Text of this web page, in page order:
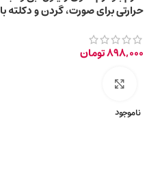
حرارتی برای صورت، گردن و دکلته با
898,000تومان
ناموجود